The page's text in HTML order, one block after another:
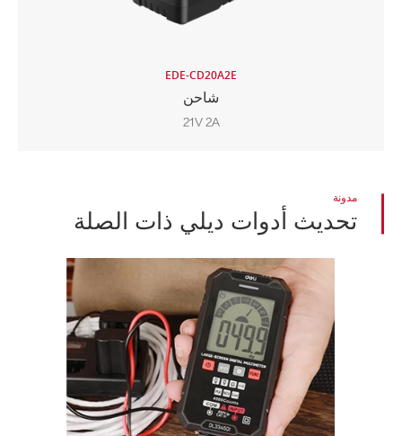
EDE-CD20A2E
شاحن
21V 2A
مدونة
تحديث أدوات ديلي ذات الصلة